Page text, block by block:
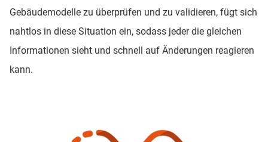
Gebäudemodelle zu überprüfen und zu validieren, fügt sich
nahtlos in diese Situation ein, sodass jeder die gleichen
Informationen sieht und schnell auf Änderungen reagieren
kann.